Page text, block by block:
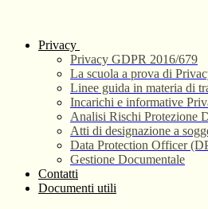
Privacy
Privacy GDPR 2016/679
La scuola a prova di
Linee guida in materia di
Incarichi e informative
Analisi Rischi Protezione
Atti di designazione a
Data Protection Officer
Gestione Documentale
Contatti
Documenti utili